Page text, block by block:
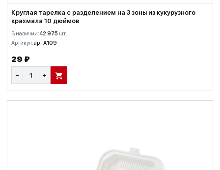
Круглая тарелка с разделением на 3 зоны из кукурузного
крахмала 10 дюймов
В наличии:42 975 шт.
Артикул:ap-A109
29 ₽
− + В КОРЗИНУ